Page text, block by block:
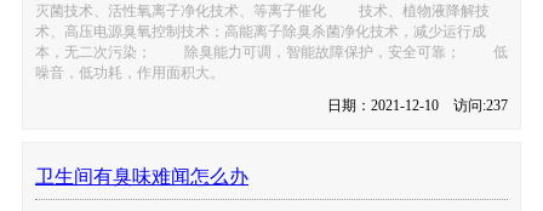
灭菌技术、活性氧离子净化技术、等离子催化 技术、植物液降解技
术、高压电源臭氧控制技术；高能离子除臭杀菌净化技术，减少运行成
本，无二次污染； 除臭能力可调，智能故障保护，安全可靠； 低
噪音，低功耗，作用面积大。
日期：2021-12-10 访问:237
卫生间有臭味难闻怎么办